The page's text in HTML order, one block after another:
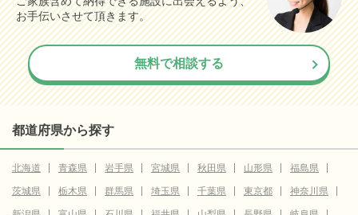
お手伝いさせて頂きます。
無料で相談する
都道府県から探す
北海道 青森県 岩手県 宮城県 秋田県 山形県
福島県
茨城県
栃木県 群馬県 埼玉県 千葉県 東京都
神奈川県